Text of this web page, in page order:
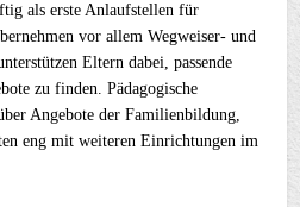
als erste Anlaufstellen für
vor allem Wegweiser- und
Eltern dabei, passende
zu finden. Pädagogische
Angebote der Familienbildung,
eng mit weiteren Einrichtungen im